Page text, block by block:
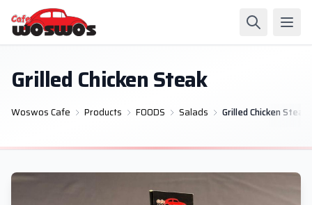
Grilled Chicken Steak
Woswos Cafe Products FOODS Salads Grilled Chicken Steak